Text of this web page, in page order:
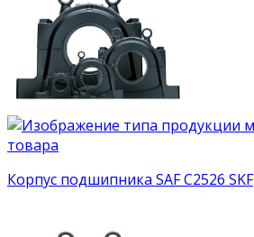
Корпус подшипника SAF C2526 SKF